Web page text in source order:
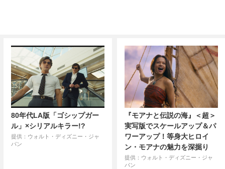
80年代LA版「ゴシップガー
ル」×シリアルキラー!?
提供：ウォルト・ディズニー・ジャ
パン
『モアナと伝説の海』＜超＞
実写版でスケールアップ＆パ
ワーアップ！等身大ヒロイ
ン・モアナの魅力を深掘り
提供：ウォルト・ディズニー・ジャ
パン